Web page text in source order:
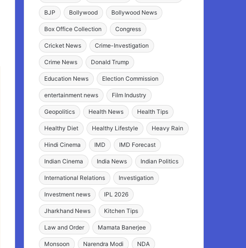
BJP Bollywood Bollywood News
Box Office Collection Congress
Cricket News Crime-Investigation
Crime News Donald Trump
Education News Election Commission
entertainment news Film Industry
Geopolitics Health News Health Tips
Healthy Diet Healthy Lifestyle Heavy Rain
Hindi Cinema IMD IMD Forecast
Indian Cinema India News Indian Politics
International Relations Investigation
Investment news IPL 2026
Jharkhand News Kitchen Tips
Law and Order Mamata Banerjee
Monsoon Narendra Modi NDA